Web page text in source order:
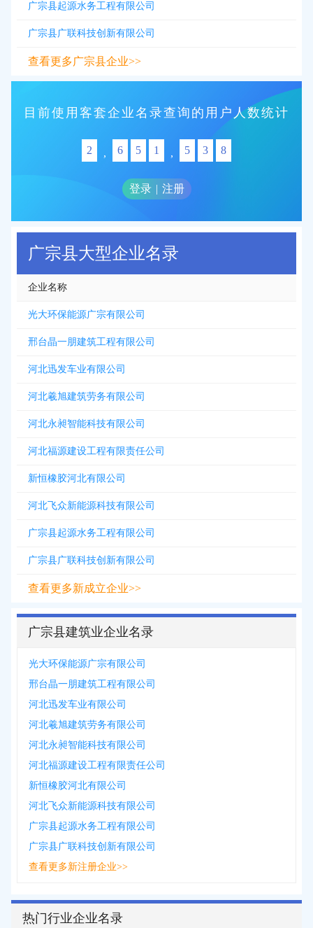
广宗县起源水务工程有限公司
广宗县广联科技创新有限公司
查看更多广宗县企业>>
目前使用客套企业名录查询的用户人数统计
2 , 6 5 1 , 5 3 8
登录 | 注册
广宗县大型企业名录
企业名称
光大环保能源广宗有限公司
邢台晶一朋建筑工程有限公司
河北迅发车业有限公司
河北羲旭建筑劳务有限公司
河北永昶智能科技有限公司
河北福源建设工程有限责任公司
新恒橡胶河北有限公司
河北飞众新能源科技有限公司
广宗县起源水务工程有限公司
广宗县广联科技创新有限公司
查看更多新成立企业>>
广宗县建筑业企业名录
光大环保能源广宗有限公司
邢台晶一朋建筑工程有限公司
河北迅发车业有限公司
河北羲旭建筑劳务有限公司
河北永昶智能科技有限公司
河北福源建设工程有限责任公司
新恒橡胶河北有限公司
河北飞众新能源科技有限公司
广宗县起源水务工程有限公司
广宗县广联科技创新有限公司
查看更多新注册企业>>
热门行业企业名录